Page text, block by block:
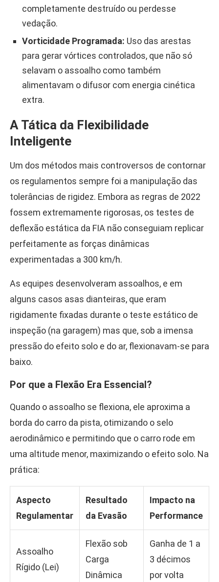
completamente destruído ou perdesse
vedação.
Vorticidade Programada: Uso das arestas
para gerar vórtices controlados, que não só
selavam o assoalho como também
alimentavam o difusor com energia cinética
extra.
A Tática da Flexibilidade
Inteligente
Um dos métodos mais controversos de contornar
os regulamentos sempre foi a manipulação das
tolerâncias de rigidez. Embora as regras de 2022
fossem extremamente rigorosas, os testes de
deflexão estática da FIA não conseguiam replicar
perfeitamente as forças dinâmicas
experimentadas a 300 km/h.
As equipes desenvolveram assoalhos, e em
alguns casos asas dianteiras, que eram
rigidamente fixadas durante o teste estático de
inspeção (na garagem) mas que, sob a imensa
pressão do efeito solo e do ar, flexionavam-se para
baixo.
Por que a Flexão Era Essencial?
Quando o assoalho se flexiona, ele aproxima a
borda do carro da pista, otimizando o selo
aerodinâmico e permitindo que o carro rode em
uma altitude menor, maximizando o efeito solo. Na
prática:
Aspecto
Regulamentar
Resultado
da Evasão
Impacto na
Performance
Assoalho
Rígido (Lei)
Flexão sob
Carga
Dinâmica
Ganha de 1 a
3 décimos
por volta